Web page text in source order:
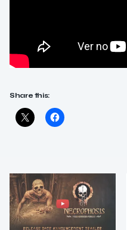
Share this: